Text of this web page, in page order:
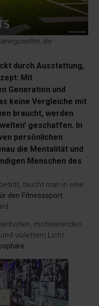
die
durch Ausstattung,
Mit
Generation und
keine Vergleiche mit
braucht, werden
geschaffen. In
persönlichen
die Mentalität und
Menschen des
betritt, taucht man in eine
den Fitnesssport
motivierenden
violettem Licht
.